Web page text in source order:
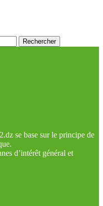
se base sur le principe de
d’intérêt général et